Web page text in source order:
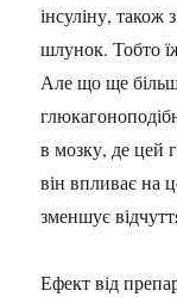
інсуліну,
шлунок. Тобто
Але що ще
в мозку, де цей
він впливає на
зменшує
Ефект від